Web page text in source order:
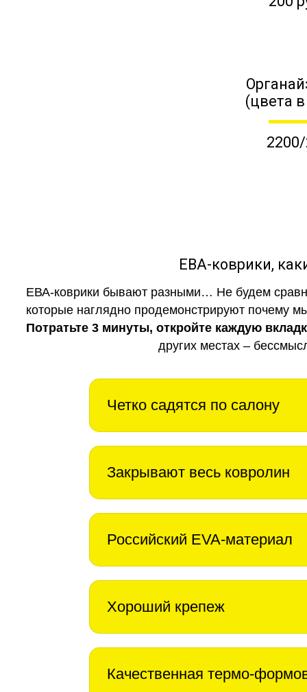
(цвета
ЕВА-коврики,
ЕВА-коврики бывают разными… Не будем
которые наглядно продемонстрируют почему
Потратьте 3 минуты, откройте каждую
других местах –
Четко садятся по салону
Закрывают весь ковролин
Российский EVA-материал
Хороший крепеж
Качественная термо-